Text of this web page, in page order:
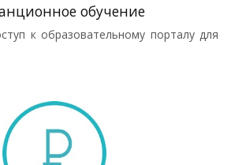
обучение
к образовательному порталу для